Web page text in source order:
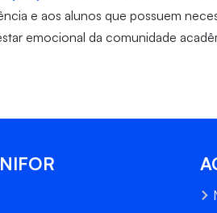
e aos alunos que possuem
emocional da comunidade